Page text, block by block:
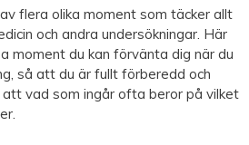
flera olika moment som täcker allt
och andra undersökningar. Här
moment du kan förvänta dig när du
så att du är fullt förberedd och
vad som ingår ofta beror på vilket